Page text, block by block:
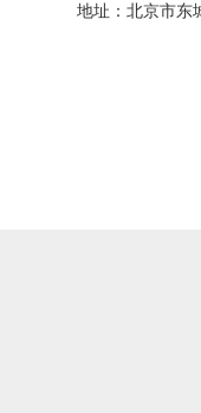
地址：北京市东